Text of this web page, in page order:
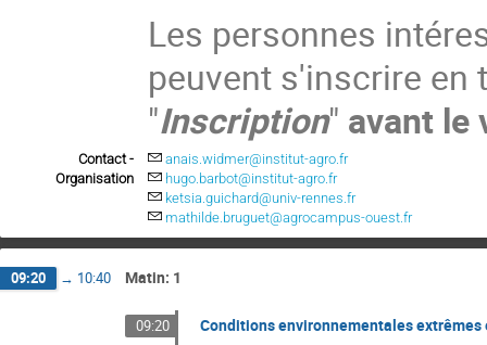
Les personnes
peuvent s'inscrire en
"Inscription" avant le
Contact -
Organisation
anais.widmer@institut-agro.fr
hugo.barbot@institut-agro.fr
ketsia.guichard@univ-rennes.fr
mathilde.bruguet@agrocampus-ouest.fr
09:20 → 10:40 Matin: 1
09:20 Conditions environnementales extrêmes